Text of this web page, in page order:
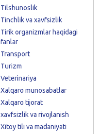
Tilshunoslik
Tinchlik va xavfsizlik
Tirik organizmlar haqidagi
fanlar
Transport
Turizm
Veterinariya
Xalqaro munosabatlar
Xalqaro tijorat
xavfsizlik va rivojlanish
Xitoy tili va madaniyati